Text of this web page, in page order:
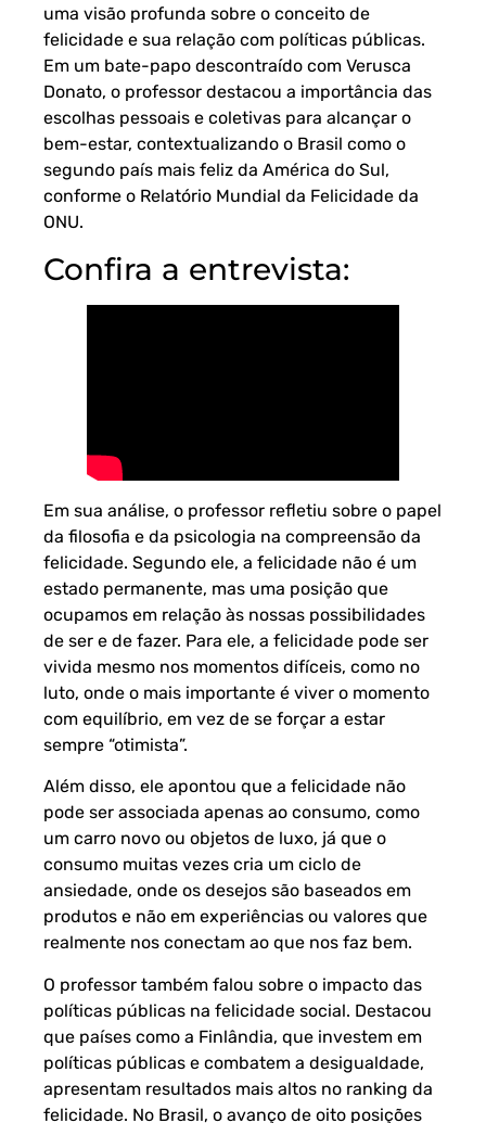
uma visão profunda sobre o conceito de
felicidade e sua relação com políticas públicas.
Em um bate-papo descontraído com Verusca
Donato, o professor destacou a importância das
escolhas pessoais e coletivas para alcançar o
bem-estar, contextualizando o Brasil como o
segundo país mais feliz da América do Sul,
conforme o Relatório Mundial da Felicidade da
ONU.
Confira a entrevista:
Em sua análise, o professor refletiu sobre o papel
da filosofia e da psicologia na compreensão da
felicidade. Segundo ele, a felicidade não é um
estado permanente, mas uma posição que
ocupamos em relação às nossas possibilidades
de ser e de fazer. Para ele, a felicidade pode ser
vivida mesmo nos momentos difíceis, como no
luto, onde o mais importante é viver o momento
com equilíbrio, em vez de se forçar a estar
sempre “otimista”.
Além disso, ele apontou que a felicidade não
pode ser associada apenas ao consumo, como
um carro novo ou objetos de luxo, já que o
consumo muitas vezes cria um ciclo de
ansiedade, onde os desejos são baseados em
produtos e não em experiências ou valores que
realmente nos conectam ao que nos faz bem.
O professor também falou sobre o impacto das
políticas públicas na felicidade social. Destacou
que países como a Finlândia, que investem em
políticas públicas e combatem a desigualdade,
apresentam resultados mais altos no ranking da
felicidade. No Brasil, o avanço de oito posições